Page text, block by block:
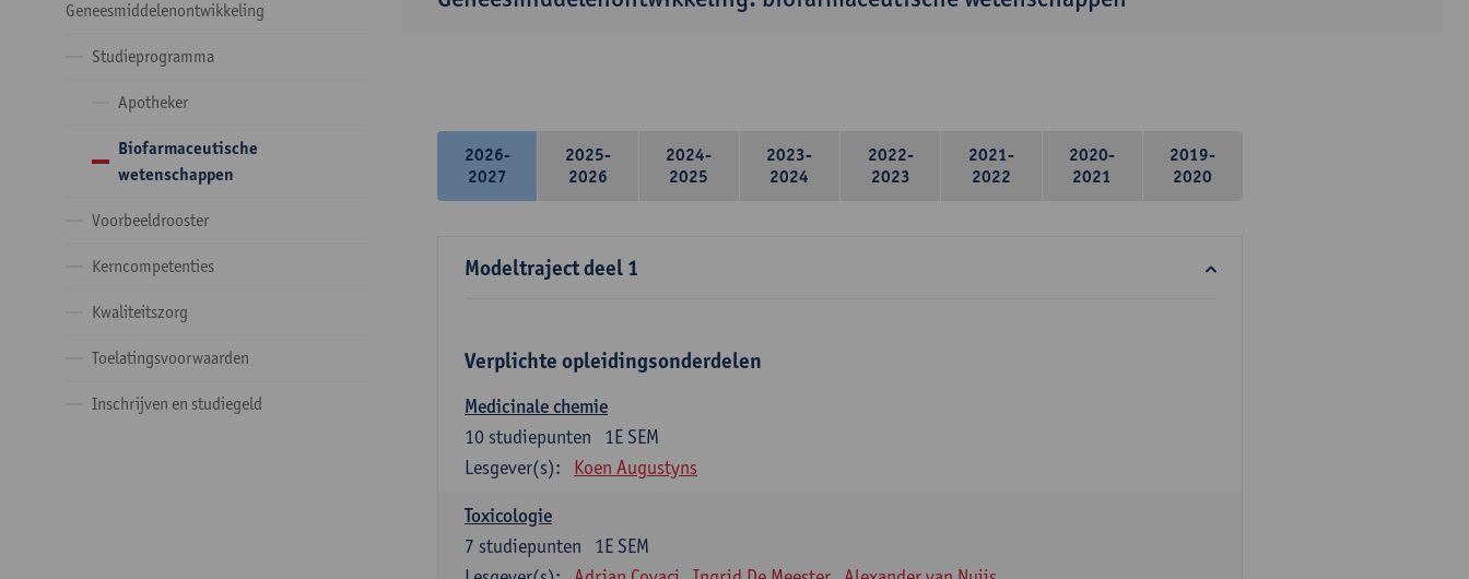
Geneesmiddelenontwikkeling
Studieprogramma
Apotheker
Biofarmaceutische
wetenschappen
Voorbeeldrooster
Kerncompetenties
Kwaliteitszorg
Toelatingsvoorwaarden
Inschrijven en studiegeld
2026-
2027
2025-
2026
2024-
2025
2023-
2024
2022-
2023
2021-
2022
2020-
2021
2019-
2020
Modeltraject deel 1
Verplichte opleidingsonderdelen
Medicinale chemie
1E SEM
10 studiepunten
Lesgever(s):
Koen Augustyns
Toxicologie
1E SEM
7 studiepunten